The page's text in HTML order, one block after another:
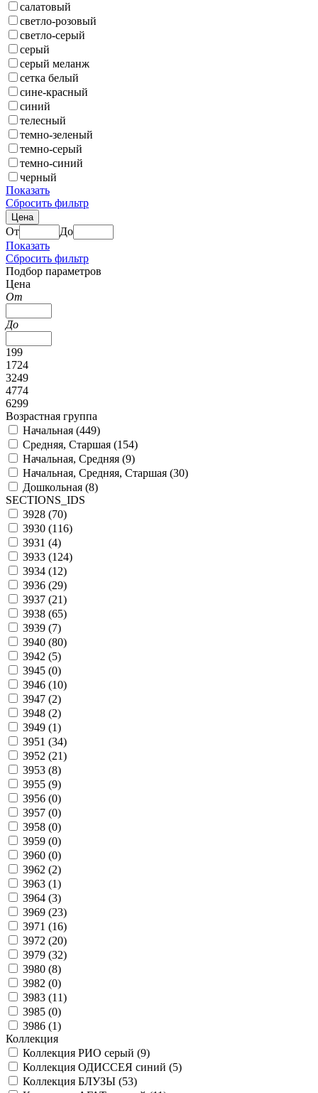
салатовый
светло-розовый
светло-серый
серый
серый меланж
сетка белый
сине-красный
синий
телесный
темно-зеленый
темно-серый
темно-синий
черный
Показать
Сбросить фильтр
Цена
От
До
Показать
Сбросить фильтр
Подбор параметров
Цена
От
До
199
1724
3249
4774
6299
Возрастная группа
Начальная (449)
Средняя, Старшая (154)
Начальная, Средняя (9)
Начальная, Средняя, Старшая (30)
Дошкольная (8)
SECTIONS_IDS
3928 (70)
3930 (116)
3931 (4)
3933 (124)
3934 (12)
3936 (29)
3937 (21)
3938 (65)
3939 (7)
3940 (80)
3942 (5)
3945 (0)
3946 (10)
3947 (2)
3948 (2)
3949 (1)
3951 (34)
3952 (21)
3953 (8)
3955 (9)
3956 (0)
3957 (0)
3958 (0)
3959 (0)
3960 (0)
3962 (2)
3963 (1)
3964 (3)
3969 (23)
3971 (16)
3972 (20)
3979 (32)
3980 (8)
3982 (0)
3983 (11)
3985 (0)
3986 (1)
Коллекция
Коллекция РИО серый (9)
Коллекция ОДИССЕЯ синий (5)
Коллекция БЛУЗЫ (53)